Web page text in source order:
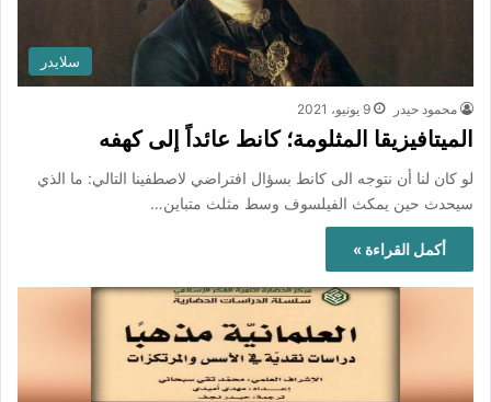
سلايدر
محمود حيدر 9 يونيو، 2021
الميتافيزيقا المثلومة؛ كانط عائداً إلى كهفه
لو كان لنا أن نتوجه الى كانط بسؤال افتراضي لاصطفينا التالي: ما الذي
سيحدث حين يمكث الفيلسوف وسط مثلث متباين…
أكمل القراءة »